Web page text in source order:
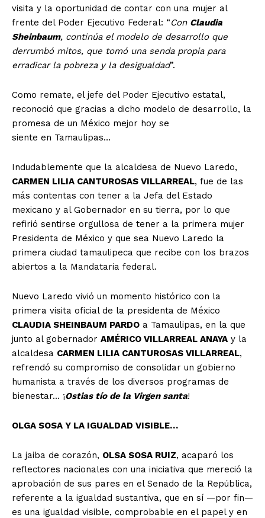
visita y la oportunidad de contar con una mujer al
frente del Poder Ejecutivo Federal: “Con Claudia
Sheinbaum, continúa el modelo de desarrollo que
derrumbó mitos, que tomó una senda propia para
erradicar la pobreza y la desigualdad”.
Como remate, el jefe del Poder Ejecutivo estatal,
reconoció que gracias a dicho modelo de desarrollo, la
promesa de un México mejor hoy se
siente en Tamaulipas…
Indudablemente que la alcaldesa de Nuevo Laredo,
CARMEN LILIA CANTUROSAS VILLARREAL, fue de las
más contentas con tener a la Jefa del Estado
mexicano y al Gobernador en su tierra, por lo que
refirió sentirse orgullosa de tener a la primera mujer
Presidenta de México y que sea Nuevo Laredo la
primera ciudad tamaulipeca que recibe con los brazos
abiertos a la Mandataria federal.
Nuevo Laredo vivió un momento histórico con la
primera visita oficial de la presidenta de México
CLAUDIA SHEINBAUM PARDO a Tamaulipas, en la que
junto al gobernador AMÉRICO VILLARREAL ANAYA y la
alcaldesa CARMEN LILIA CANTUROSAS VILLARREAL,
refrendó su compromiso de consolidar un gobierno
humanista a través de los diversos programas de
bienestar… ¡Ostias tío de la Virgen santa!
OLGA SOSA Y LA IGUALDAD VISIBLE…
La jaiba de corazón, OLSA SOSA RUIZ, acaparó los
reflectores nacionales con una iniciativa que mereció la
aprobación de sus pares en el Senado de la República,
referente a la igualdad sustantiva, que en sí —por fin—
es una igualdad visible, comprobable en el papel y en